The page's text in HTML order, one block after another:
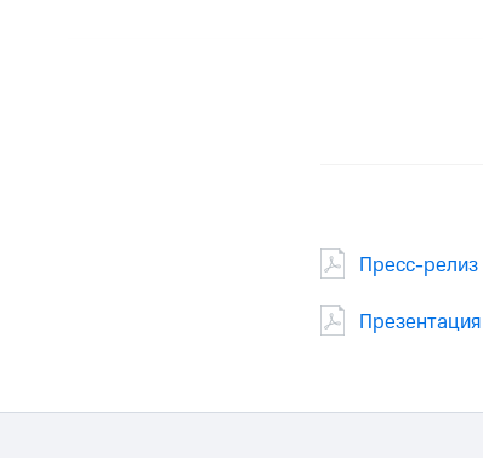
Пресс-релиз
Презентация